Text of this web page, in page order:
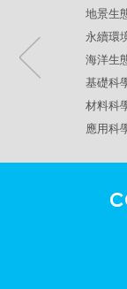
地景生
永續環
海洋生
基礎科
材料科
應用科